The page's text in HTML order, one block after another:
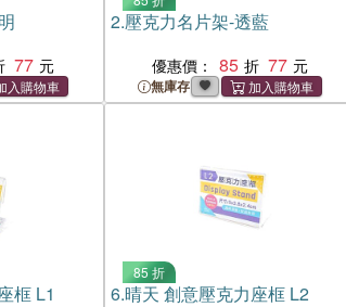
77
2.壓克力名片架-透藍
優惠價： 85 77
無庫存
框 L1
85 折
6.晴天 創意壓克力座框 L2